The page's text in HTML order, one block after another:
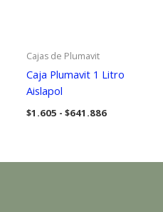
Cajas de Plumavit
Caja Plumavit 1 Litro
Aislapol
$1.605 - $641.886Rango